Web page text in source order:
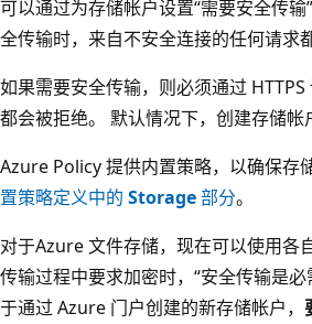
可以通过为存储帐户设置“需要安全传
全传输时，来自不安全连接的任何请求
如果需要安全传输，则必须通过
都会被拒绝。 默认情况下，创建存储帐
Azure Policy 提供内置策略，以确保存
置策略定义中的 Storage部分。
对于Azure 文件存储，现在可以使用各
传输过程中要求加密时，“安全传输是
于通过 Azure 门户创建的新存储帐户，